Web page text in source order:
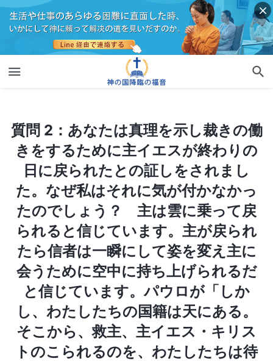
質問 2：あなたは真理を示し裁きの働
きをするために主イエスが終わりの
日に戻られたとの証しをされまし
た。なぜ私はそれに気が付かなかっ
たのでしょう？ 主は雲に乗って戻
られると信じています。主が戻られ
たら信者は一瞬にして姿を変え主に
会うために空中に持ち上げられるだ
と信じています。パウロが「しか
し、わたしたちの国籍は天にある。
そこから、救主、主イエス・キリス
トのこられるのを、わたしたちは待